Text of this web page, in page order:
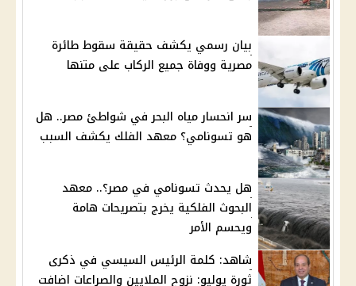
بيان رسمي يكشف حقيقة سقوط طائرة
مصرية ووفاة جميع الركاب على متنها
سر انحسار مياه البحر في شواطئ مصر.. هل
هو تسونامي؟ معهد الفلك يكشف السبب
هل يحدث تسونامي في مصر؟.. معهد
البحوث الفلكية يخرج بتصريحات هامة
ويحسم الأمر
شاهد: كلمة الرئيس السيسي في ذكرى
ثورة يوليو: نزوح الملايين والصراعات اضافت